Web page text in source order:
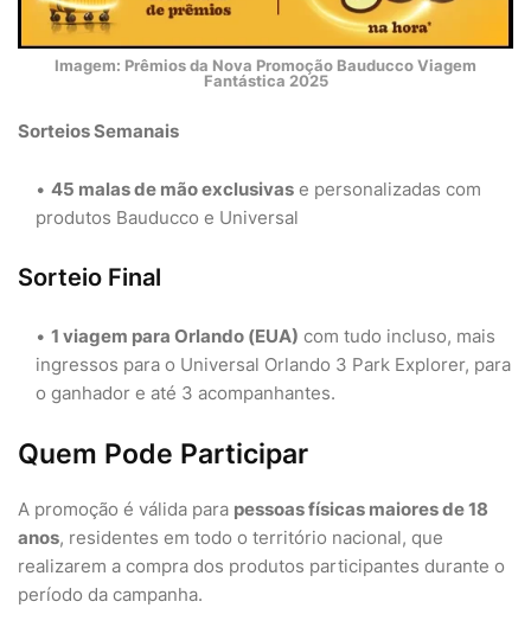
Imagem: Prêmios da Nova Promoção Bauducco Viagem
Fantástica 2025
Sorteios Semanais
45 malas de mão exclusivas e personalizadas com
produtos Bauducco e Universal
Sorteio Final
1 viagem para Orlando (EUA) com tudo incluso, mais
ingressos para o Universal Orlando 3 Park Explorer, para
o ganhador e até 3 acompanhantes.
Quem Pode Participar
A promoção é válida para pessoas físicas maiores de 18
anos, residentes em todo o território nacional, que
realizarem a compra dos produtos participantes durante o
período da campanha.